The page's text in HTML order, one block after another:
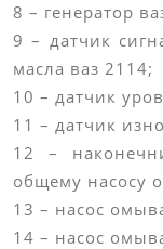
8 – генератор
9 – датчик
масла ваз 2114;
10 – датчик
11 – датчик
12 –
общему насосу
13 – насос
14 – насос